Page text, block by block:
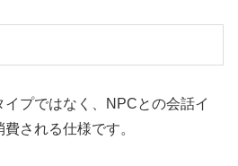
プではなく、NPCとの会話イ
される仕様です。